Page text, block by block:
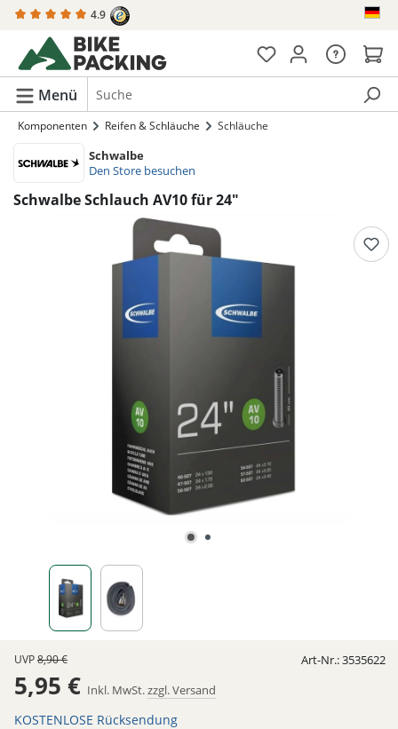
springen 4.9
Menü
Komponenten Reifen & Schläuche Schläuche
Bildergalerie überspringen
Schwalbe
Den Store besuchen
Schwalbe Schlauch AV10 für 24"
UVP8,90 €
5,95 € Inkl. MwSt.zzgl. Versand
KOSTENLOSE Rücksendung
Art-Nr.:3535622